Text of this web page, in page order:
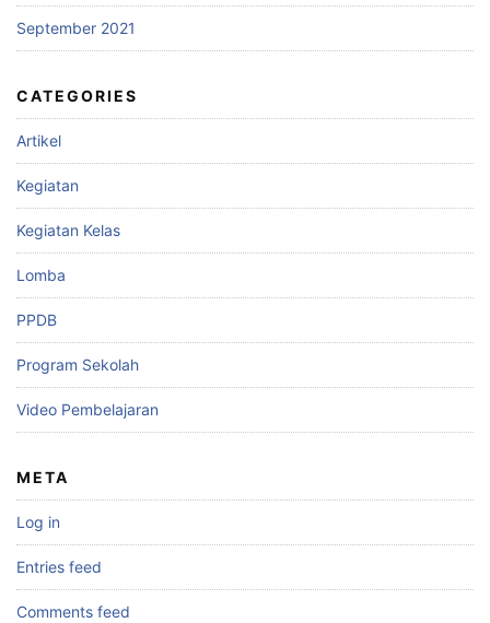
September 2021
CATEGORIES
Artikel
Kegiatan
Kegiatan Kelas
Lomba
PPDB
Program Sekolah
Video Pembelajaran
META
Log in
Entries feed
Comments feed